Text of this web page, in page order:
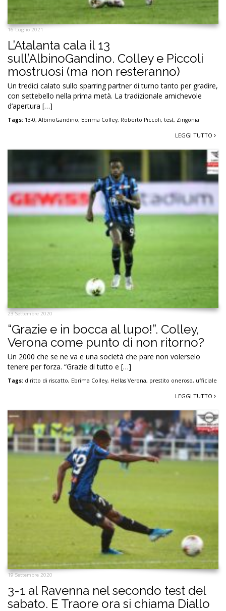
16 Luglio 2021
L’Atalanta cala il 13
sull’AlbinoGandino. Colley e Piccoli
mostruosi (ma non resteranno)
Un tredici calato sullo sparring partner di turno tanto per gradire,
con settebello nella prima metà. La tradizionale amichevole
d’apertura […]
Tags: 13-0, AlbinoGandino, Ebrima Colley, Roberto Piccoli, test, Zingonia
LEGGI TUTTO
23 Settembre 2020
“Grazie e in bocca al lupo!”. Colley,
Verona come punto di non ritorno?
Un 2000 che se ne va e una società che pare non volerselo
tenere per forza. “Grazie di tutto e […]
Tags: diritto di riscatto, Ebrima Colley, Hellas Verona, prestito oneroso, ufficiale
LEGGI TUTTO
19 Settembre 2020
3-1 al Ravenna nel secondo test del
sabato. E Traore ora si chiama Diallo